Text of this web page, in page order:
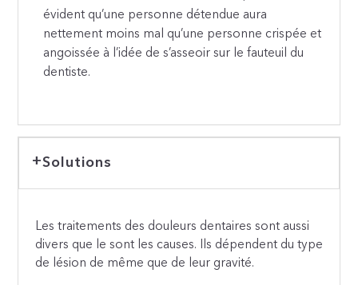
évident qu’une personne détendue aura
nettement moins mal qu’une personne crispée et
angoissée à l’idée de s’asseoir sur le fauteuil du
dentiste.
Solutions
Les traitements des douleurs dentaires sont aussi
divers que le sont les causes. Ils dépendent du type
de lésion de même que de leur gravité.